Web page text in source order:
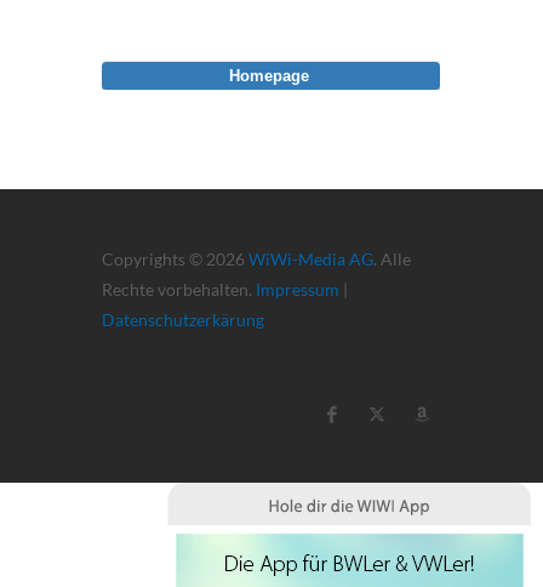
Copyrights © 2026 WiWi-Media AG. Alle
Rechte vorbehalten. Impressum |
Datenschutzerkärung
Homepage